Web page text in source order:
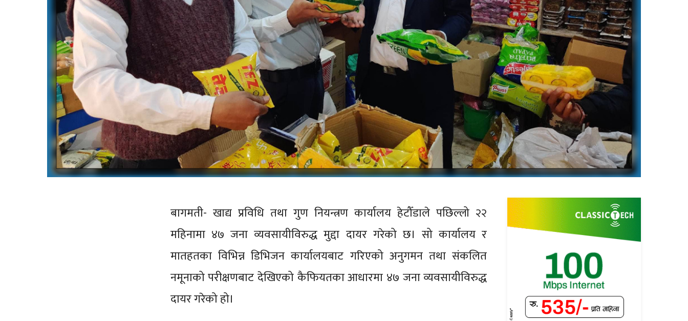
बागमती- खाद्य प्रविधि तथा गुण नियन्त्रण कार्यालय हेटौँडाले पछिल्लो २२
महिनामा ४७ जना व्यवसायीविरुद्ध मुद्दा दायर गरेको छ। सो कार्यालय र
मातहतका विभिन्न डिभिजन कार्यालयबाट गरिएको अनुगमन तथा संकलित
नमूनाको परीक्षणबाट देखिएको कैफियतका आधारमा ४७ जना व्यवसायीविरुद्ध
दायर गरेको हो।